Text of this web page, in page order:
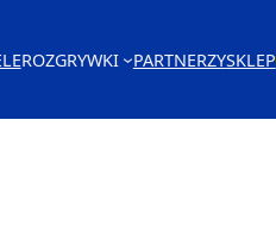
ROZGRYWKI PARTNERZYSKLEP